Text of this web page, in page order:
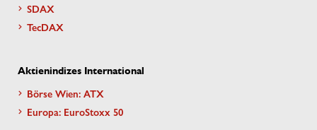
SDAX
TecDAX
Aktienindizes International
Börse Wien: ATX
Europa: EuroStoxx 50